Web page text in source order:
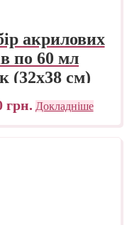
акрилових
по 60 мл
(32х38 см)
грн. Докладніше